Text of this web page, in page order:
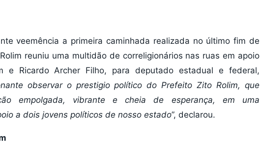
veemência a primeira caminhada realizada no último fim de
reuniu uma multidão de correligionários nas ruas em apoio
e Ricardo Archer Filho, para deputado estadual e federal,
observar o prestigio político do Prefeito Zito Rolim, que
empolgada, vibrante e cheia de esperança, em uma
a dois jovens políticos de nosso estado”, declarou.